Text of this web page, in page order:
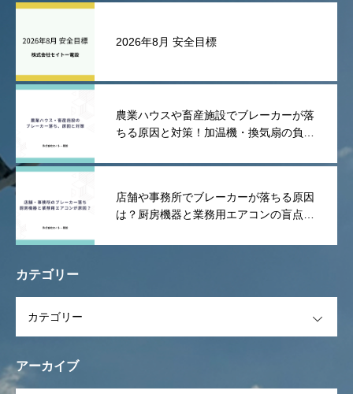
2026年8月 安全目標
農業ハウスや畜産施設でブレーカーが落
ちる原因と対策！加温機・換気扇の負荷
店舗や事務所でブレーカーが落ちる原因
は？厨房機器と業務用エアコンの盲点を
カテゴリー
アーカイブ